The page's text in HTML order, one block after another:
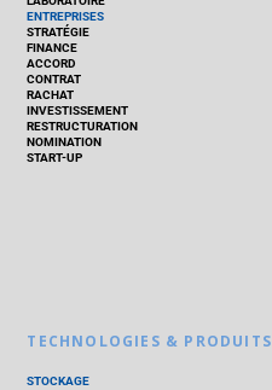
ENTREPRISES
STRATÉGIE
FINANCE
ACCORD
CONTRAT
RACHAT
INVESTISSEMENT
RESTRUCTURATION
NOMINATION
START-UP
TECHNOLOGIES & PRODUITS
STOCKAGE